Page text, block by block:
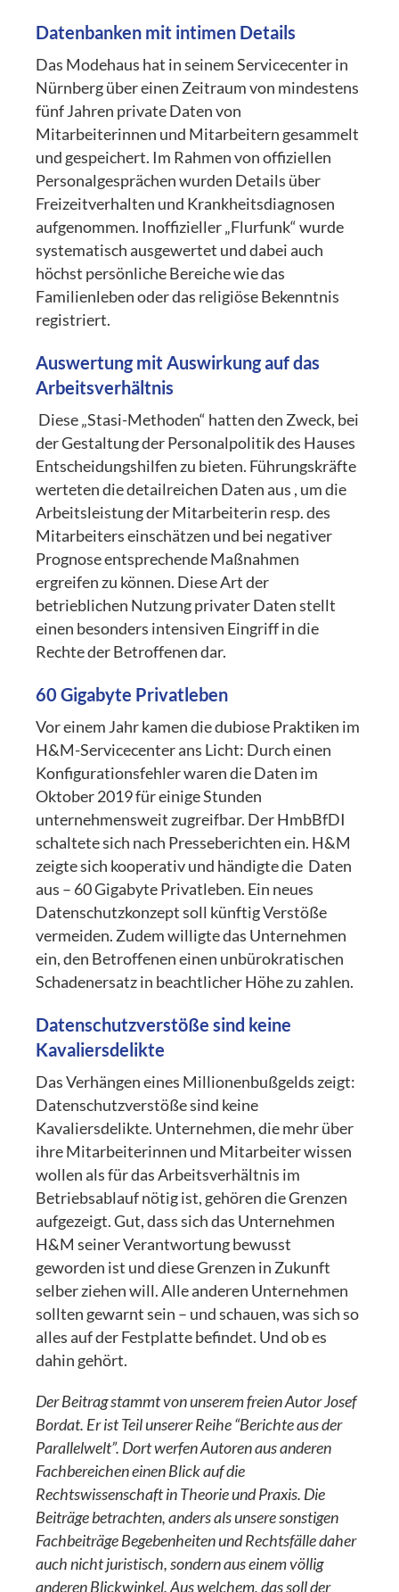
Datenbanken mit intimen Details
Das Modehaus hat in seinem Servicecenter in
Nürnberg über einen Zeitraum von mindestens
fünf Jahren private Daten von
Mitarbeiterinnen und Mitarbeitern gesammelt
und gespeichert. Im Rahmen von offiziellen
Personalgesprächen wurden Details über
Freizeitverhalten und Krankheitsdiagnosen
aufgenommen. Inoffizieller „Flurfunk“ wurde
systematisch ausgewertet und dabei auch
höchst persönliche Bereiche wie das
Familienleben oder das religiöse Bekenntnis
registriert.
Auswertung mit Auswirkung auf das
Arbeitsverhältnis
Diese „Stasi-Methoden“ hatten den Zweck, bei
der Gestaltung der Personalpolitik des Hauses
Entscheidungshilfen zu bieten. Führungskräfte
werteten die detailreichen Daten aus , um die
Arbeitsleistung der Mitarbeiterin resp. des
Mitarbeiters einschätzen und bei negativer
Prognose entsprechende Maßnahmen
ergreifen zu können. Diese Art der
betrieblichen Nutzung privater Daten stellt
einen besonders intensiven Eingriff in die
Rechte der Betroffenen dar.
60 Gigabyte Privatleben
Vor einem Jahr kamen die dubiose Praktiken im
H&M-Servicecenter ans Licht: Durch einen
Konfigurationsfehler waren die Daten im
Oktober 2019 für einige Stunden
unternehmensweit zugreifbar. Der HmbBfDI
schaltete sich nach Presseberichten ein. H&M
zeigte sich kooperativ und händigte die Daten
aus – 60 Gigabyte Privatleben. Ein neues
Datenschutzkonzept soll künftig Verstöße
vermeiden. Zudem willigte das Unternehmen
ein, den Betroffenen einen unbürokratischen
Schadenersatz in beachtlicher Höhe zu zahlen.
Datenschutzverstöße sind keine
Kavaliersdelikte
Das Verhängen eines Millionenbußgelds zeigt:
Datenschutzverstöße sind keine
Kavaliersdelikte. Unternehmen, die mehr über
ihre Mitarbeiterinnen und Mitarbeiter wissen
wollen als für das Arbeitsverhältnis im
Betriebsablauf nötig ist, gehören die Grenzen
aufgezeigt. Gut, dass sich das Unternehmen
H&M seiner Verantwortung bewusst
geworden ist und diese Grenzen in Zukunft
selber ziehen will. Alle anderen Unternehmen
sollten gewarnt sein – und schauen, was sich so
alles auf der Festplatte befindet. Und ob es
dahin gehört.
Der Beitrag stammt von unserem freien Autor Josef
Bordat. Er ist Teil unserer Reihe “Berichte aus der
Parallelwelt”. Dort werfen Autoren aus anderen
Fachbereichen einen Blick auf die
Rechtswissenschaft in Theorie und Praxis. Die
Beiträge betrachten, anders als unsere sonstigen
Fachbeiträge Begebenheiten und Rechtsfälle daher
auch nicht juristisch, sondern aus einem völlig
anderen Blickwinkel. Aus welchem, das soll der